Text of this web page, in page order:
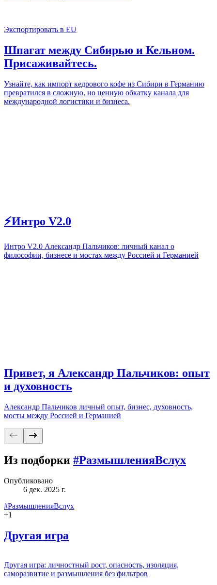
Экспортировать в EU
Шпагат между Сибирью и Кельном.
Присаживайтесь.
Узнайте, как импорт кедрового кофе из Сибири в Германию
превратился в сложную, но ценную обкатку канала для
международной логистики и бизнеса.
⚡Интро V2.0
Интро V2.0 Александр Пальчиков: личный канал о
философии, бизнесе и мостах между Россией и Германией
Привет, я Александр Пальчиков: опыт
и духовность
Александр Пальчиков личный опыт, бизнес, духовность,
мосты между Россией и Германией
Из подборки #РазмышленияВслух
Опубликовано
6 дек. 2025 г.
#РазмышленияВслух
+1
Другая игра
Другая игра: личностный рост, опасность, изоляция,
саморазвитие и размышления без фильтров